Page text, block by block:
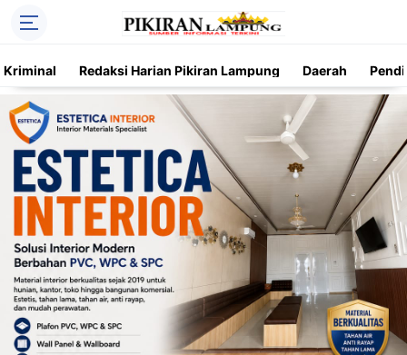
Kriminal Redaksi Harian Pikiran Lampung Daerah
Trending Kriminal Nasional